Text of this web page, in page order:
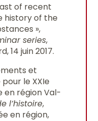
of recent
history of the
»,
series,
14 juin 2017.
et
le XXIe
en région Val-
l’histoire,
en région,